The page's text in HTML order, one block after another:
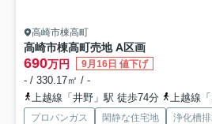
高崎市棟高町
高崎市棟高町売地 A区画
690万円 9月16日 値下げ
- / 330.17㎡ / -
上越線「井野」駅 徒歩74分
上越線
プロパンガス 閑静な住宅地 浄化槽